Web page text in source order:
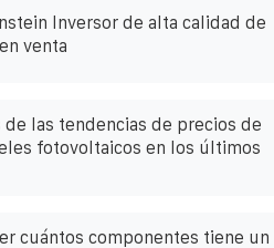
Inversor de alta calidad de
venta
de las tendencias de precios de
fotovoltaicos en los últimos
cuántos componentes tiene un